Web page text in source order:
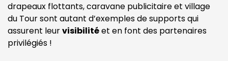
drapeaux flottants, caravane publicitaire et village
du Tour sont autant d’exemples de supports qui
assurent leurvisibilitéet en font des partenaires
privilégiés !